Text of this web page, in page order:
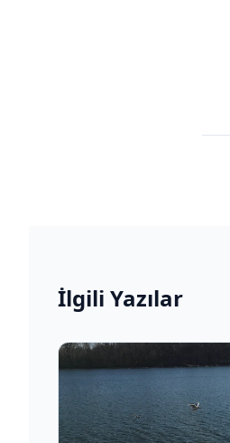
İlgili Yazılar